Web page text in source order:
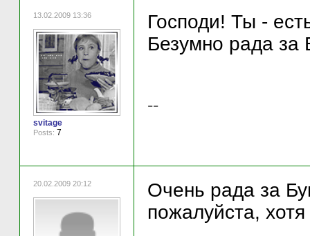
13.02.2009 13:36
svitage
Posts: 7
Господи! Ты -
Безумно рада за
--
20.02.2009 20:12
Очень рада за
пожалуйста,